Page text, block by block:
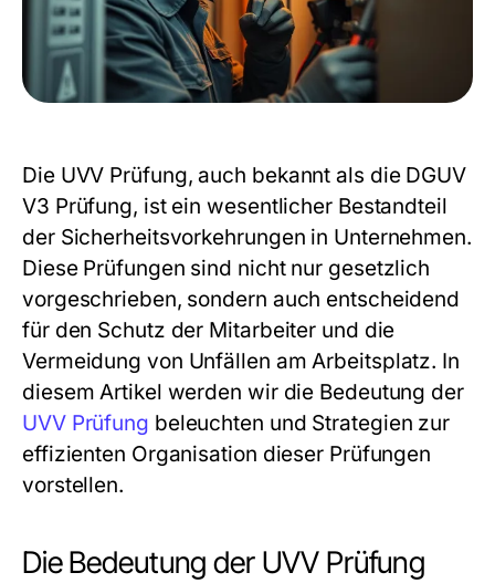
Die UVV Prüfung, auch bekannt als die DGUV
V3 Prüfung, ist ein wesentlicher Bestandteil
der Sicherheitsvorkehrungen in Unternehmen.
Diese Prüfungen sind nicht nur gesetzlich
vorgeschrieben, sondern auch entscheidend
für den Schutz der Mitarbeiter und die
Vermeidung von Unfällen am Arbeitsplatz. In
diesem Artikel werden wir die Bedeutung der
UVV Prüfung beleuchten und Strategien zur
effizienten Organisation dieser Prüfungen
vorstellen.
Die Bedeutung der UVV Prüfung